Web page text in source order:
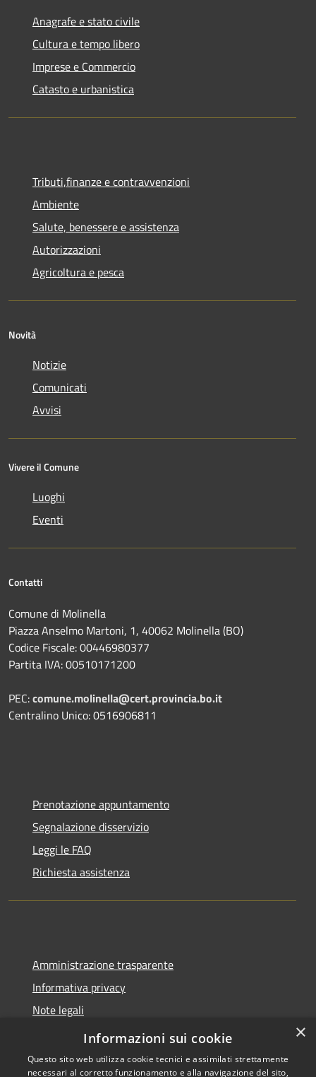
Anagrafe e stato civile
Cultura e tempo libero
Imprese e Commercio
Catasto e urbanistica
Tributi,finanze e contravvenzioni
Ambiente
Salute, benessere e assistenza
Autorizzazioni
Agricoltura e pesca
Novità
Notizie
Comunicati
Avvisi
Vivere il Comune
Luoghi
Eventi
Contatti
Comune di Molinella
Piazza Anselmo Martoni, 1, 40062 Molinella (BO)
Codice Fiscale: 00446980377
Partita IVA: 00510171200
PEC:comune.molinella@cert.provincia.bo.it
Centralino Unico: 0516906811
Prenotazione appuntamento
Segnalazione disservizio
Leggi le FAQ
Richiesta assistenza
Amministrazione trasparente
Informativa privacy
Note legali
Dichiarazione di accessibilità
×
Informazioni sui cookie
Questo sito web utilizza cookie tecnici e assimilati strettamente
necessari al corretto funzionamento e alla navigazione del sito,